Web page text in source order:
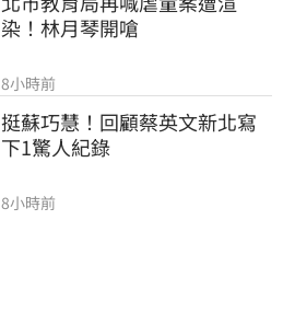
染！林月琴開嗆
8小時前
挺蘇巧慧！回顧蔡英文新北寫
下1驚人紀錄
8小時前